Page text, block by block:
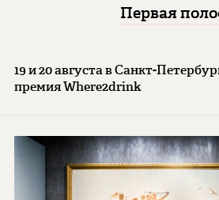
Первая
19 и 20 августа в Санкт-
премия Where2drink